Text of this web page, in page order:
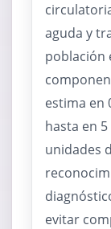
aguda y
población
estima en
hasta en
unidades
evitar